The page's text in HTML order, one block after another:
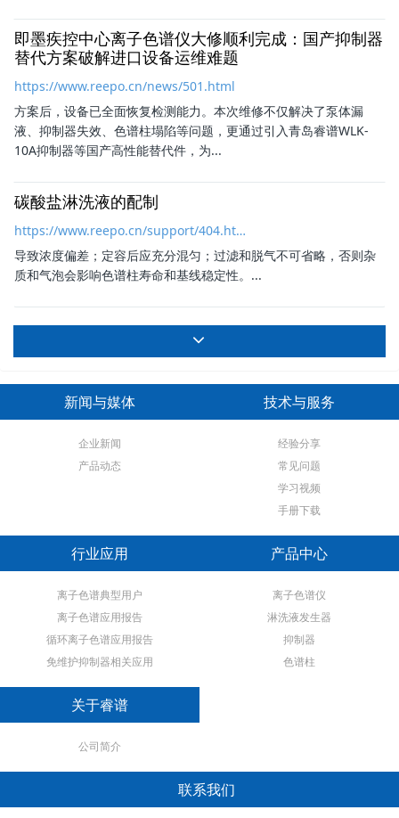
即墨疾控中心离子色谱仪大修顺利完成：国产抑制器
替代方案破解进口设备运维难题
https://www.reepo.cn/news/501.html
方案后，设备已全面恢复检测能力。本次维修不仅解决了泵体漏
液、抑制器失效、 色谱柱塌陷等问题，更通过引入青岛睿谱WLK-
10A抑制器等国产高性能替代件，为...
碳酸盐淋洗液的配制
https://www.reepo.cn/support/404.html
导致浓度偏差；定容后应充分混匀；过滤和脱气不可省略，否则杂
质和气泡会影响色谱柱寿命和基线稳定性。...
新闻与媒体
企业新闻
产品动态
技术与服务
经验分享
常见问题
学习视频
手册下载
行业应用
离子色谱典型用户
离子色谱应用报告
循环离子色谱应用报告
免维护抑制器相关应用
产品中心
离子色谱仪
淋洗液发生器
抑制器
色谱柱
关于睿谱
公司简介
联系我们